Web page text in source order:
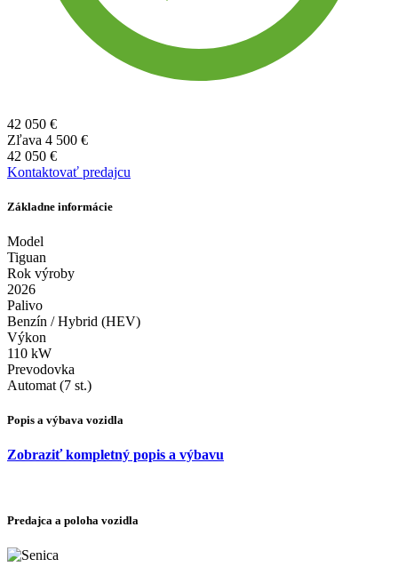
42 050 €
Zľava 4 500 €
42 050 €
Kontaktovať predajcu
Základne informácie
Model
Tiguan
Rok výroby
2026
Palivo
Benzín / Hybrid (HEV)
Výkon
110 kW
Prevodovka
Automat (7 st.)
Popis a výbava vozidla
Zobraziť kompletný popis a výbavu
Predajca a poloha vozidla